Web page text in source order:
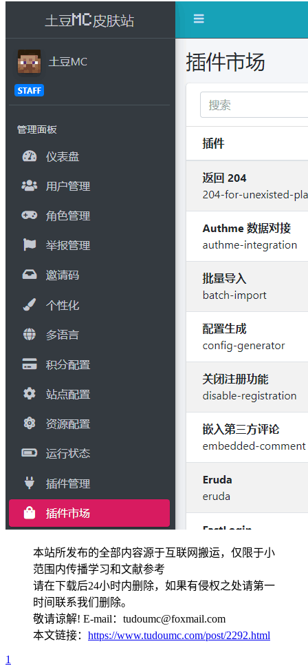
本站所发布的全部内容源于互联网搬运，仅限于小
范围内传播学习和文献参考
请在下载后24小时内删除，如果有侵权之处请第一
时间联系我们删除。
敬请谅解! E-mail：tudoumc@foxmail.com
本文链接： https://www.tudoumc.com/post/2292.html
1